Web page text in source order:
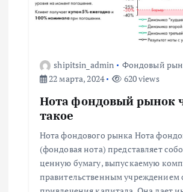
shipitsin_admin
Фондовый
22 марта, 2024
620 views
Нота фондовый рынок
такое
Нота фондового рынка Нота
(фондовая нота) представляет
ценную бумагу, выпускаемую
правительственным учреждением